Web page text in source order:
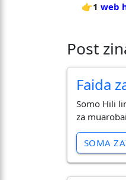
👉1 web
Post
Faida
Somo Hili
za
SOMA